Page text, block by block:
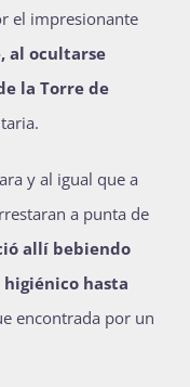
el impresionante
al ocultarse
la Torre de
y al igual que a
a punta de
allí bebiendo
hasta
encontrada por un